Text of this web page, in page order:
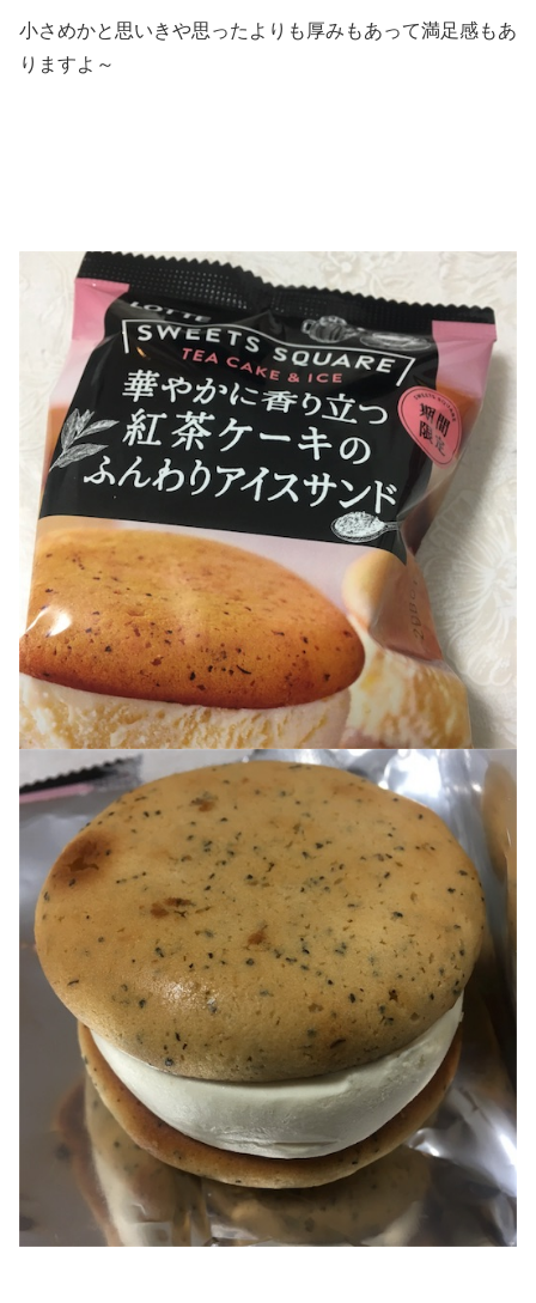
小さめかと思いきや思ったよりも厚みもあって満足感もあ
りますよ～